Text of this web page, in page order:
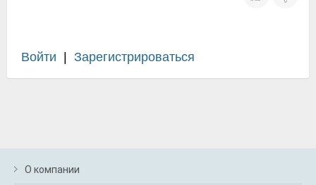
Войти Зарегистрироваться
О компании